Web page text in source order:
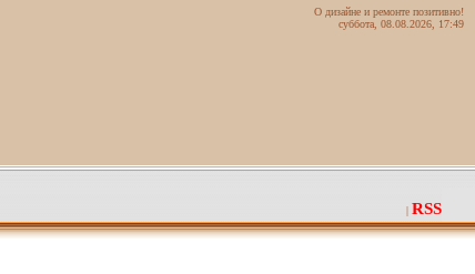
О дизайне и ремонте позитивно!
суббота, 08.08.2026, 17:49
| RSS